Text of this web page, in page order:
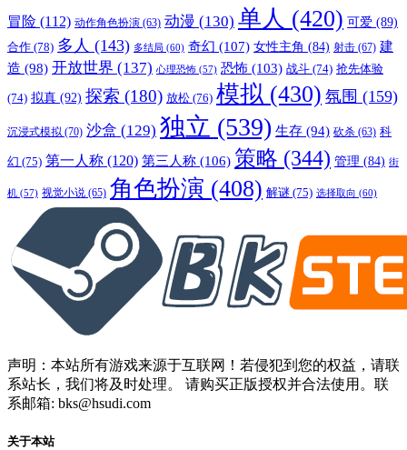
冒险 (112) 动作角色扮演 (63) 动漫 (130) 单人 (420) 可爱 (89)
合作 (78) 多人 (143) 多结局 (60) 奇幻 (107) 女性主角 (84) 射击 (67) 建
造 (98) 开放世界 (137) 心理恐怖 (57) 恐怖 (103) 战斗 (74) 抢先体验
(74) 拟真 (92) 探索 (180) 放松 (76) 模拟 (430) 氛围 (159)
沉浸式模拟 (70) 沙盒 (129) 独立 (539) 生存 (94) 砍杀 (63) 科
幻 (75) 第一人称 (120) 第三人称 (106) 策略 (344) 管理 (84) 街
机 (57) 视觉小说 (65) 角色扮演 (408) 解谜 (75) 选择取向 (60)
声明：本站所有游戏来源于互联网！若侵犯到您的权益，请联
系站长，我们将及时处理。 请购买正版授权并合法使用。联
系邮箱: bks@hsudi.com
关于本站